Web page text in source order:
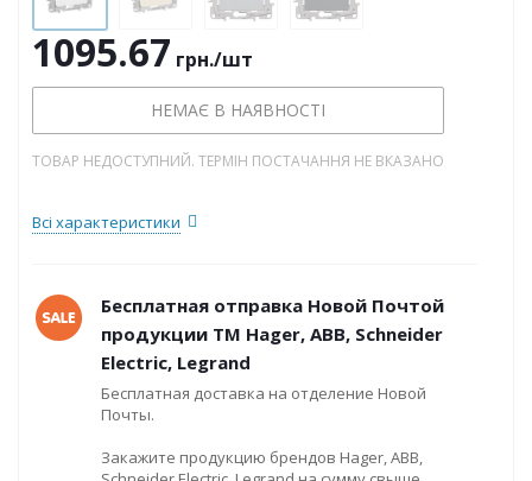
1095.67 грн./шт
НЕМАЄ В НАЯВНОСТІ
ТОВАР НЕДОСТУПНИЙ. ТЕРМІН ПОСТАЧАННЯ НЕ ВКАЗАНО
Всі характеристики
Бесплатная отправка Новой Почтой
продукции ТМ Hager, ABB, Schneider
Electric, Legrand
Бесплатная доставка на отделение Новой
Почты.
Закажите продукцию брендов Hager, ABB,